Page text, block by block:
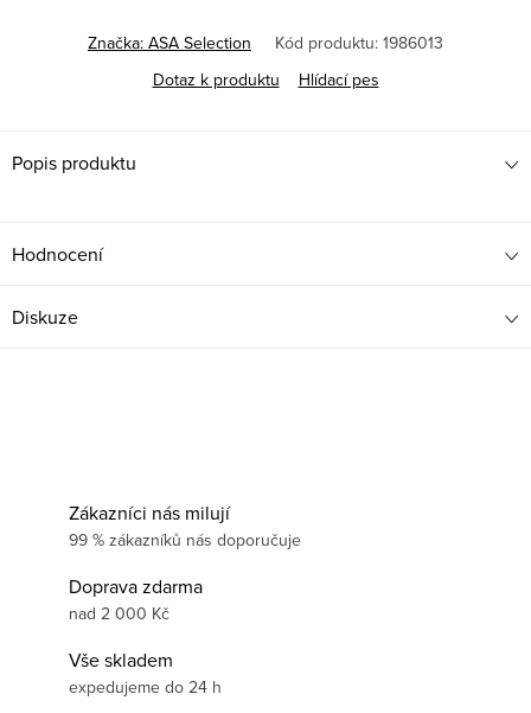
Značka: ASA Selection Kód produktu: 1986013
Dotaz k produktu
Hlídací pes
Popis produktu
Hodnocení
Diskuze
Zákazníci nás milují
99 % zákazníků nás doporučuje
Doprava zdarma
nad 2 000 Kč
Vše skladem
expedujeme do 24 h